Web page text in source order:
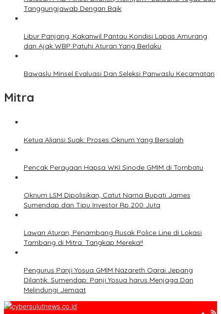
Tanggungjawab Dengan Baik
Libur Panjang, Kakanwil Pantau Kondisi Lapas Amurang
dan Ajak WBP Patuhi Aturan Yang Berlaku
Bawaslu Minsel Evaluasi Dan Seleksi Panwaslu Kecamatan
Mitra
Ketua Aliansi Suak: Proses Oknum Yang Bersalah
Pencak Perayaan Hapsa WKI Sinode GMIM di Tombatu
Oknum LSM Dipolisikan, Catut Nama Bupati James
Sumendap dan Tipu Investor Rp 200 Juta
Lawan Aturan, Penambang Rusak Police Line di Lokasi
Tambang di Mitra: Tangkap Mereka!!
Pengurus Panji Yosua GMIM Nazareth Oarai Jepang
Dilantik. Sumendap: Panji Yosua harus Menjaga Dan
Melindungi Jemaat